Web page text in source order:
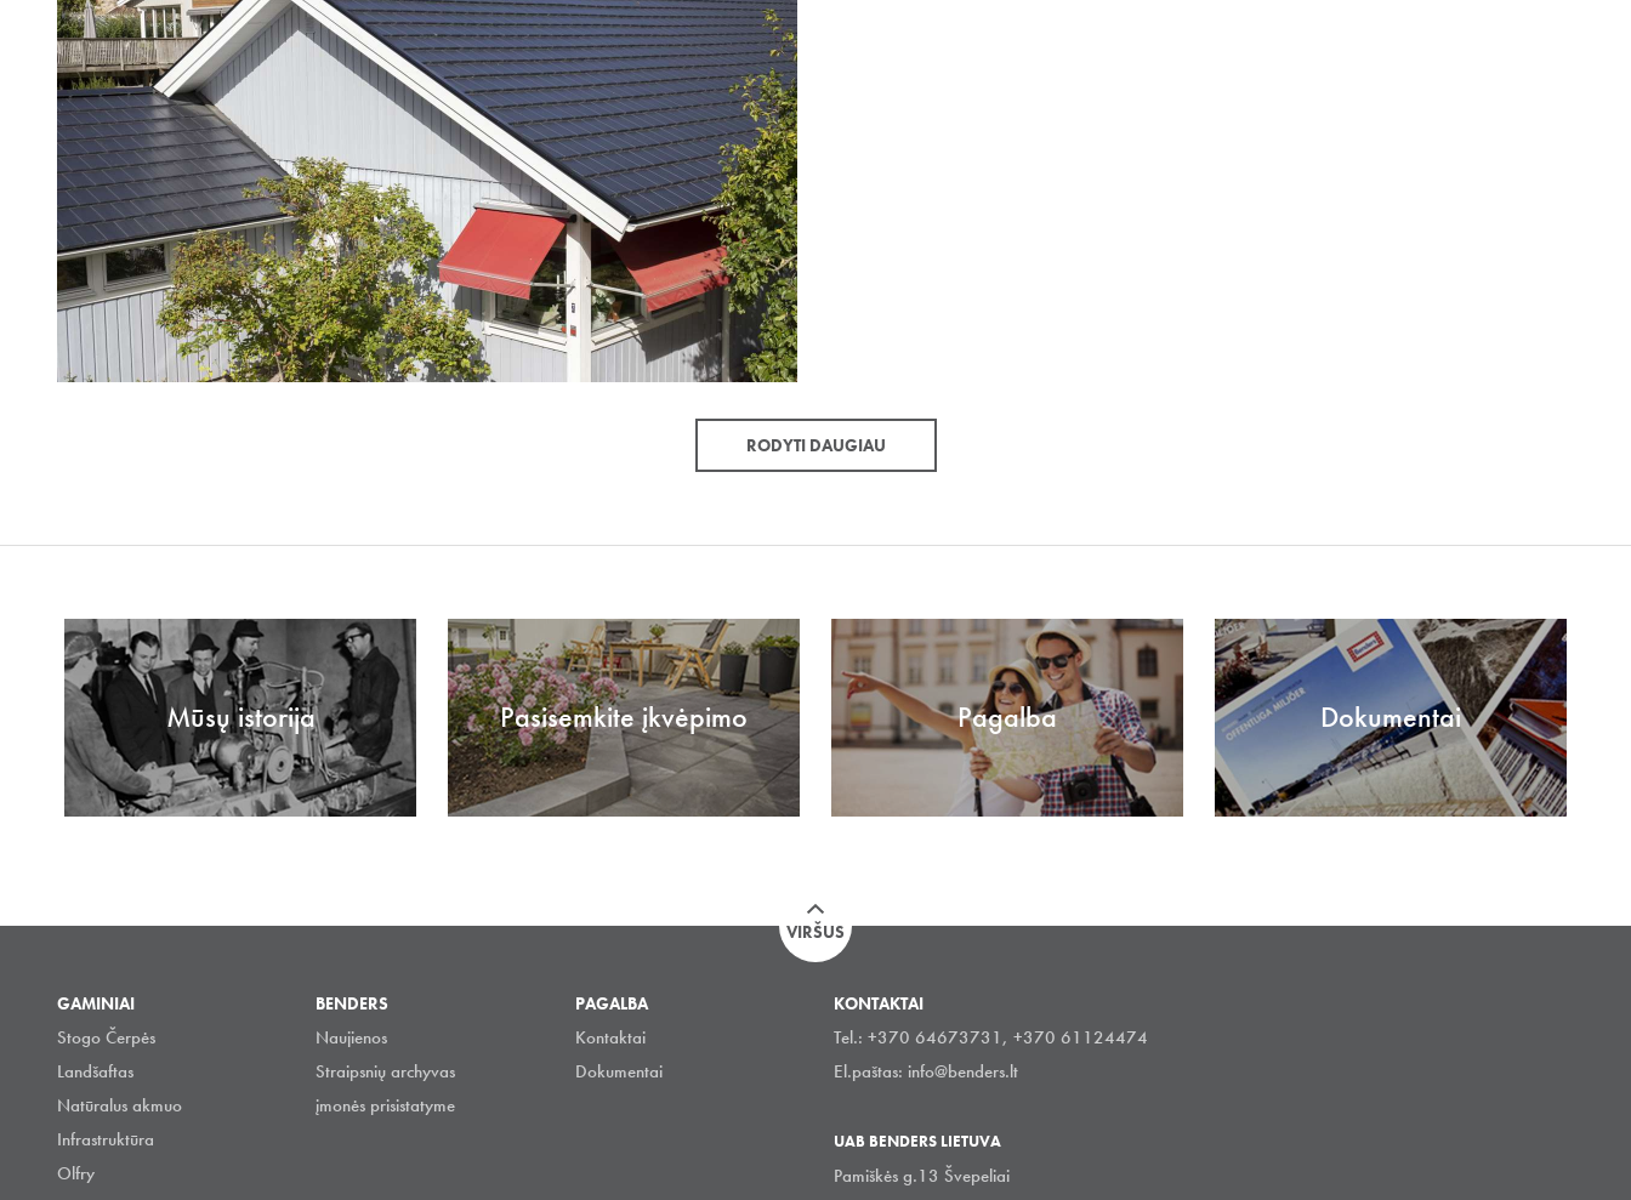
RODYTI DAUGIAU
Mūsų istorija Pasisemkite įkvėpimo Pagalba Dokumentai
VIRŠUS
GAMINIAI
Stogo Čerpės
Landšaftas
Natūralus akmuo
Infrastruktūra
Olfry
BENDERS
Naujienos
Straipsnių archyvas
įmonės prisistatyme
PAGALBA
Kontaktai
Dokumentai
KONTAKTAI
Tel.: +370 64673731, +370 61124474
El.paštas: info@benders.lt
UAB BENDERS LIETUVA
Pamiškės g.13 Švepeliai